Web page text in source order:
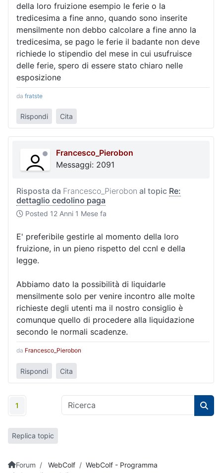
della loro fruizione esempio le ferie o la
tredicesima a fine anno, quando sono inserite
mensilmente non debbo calcolare a fine anno la
tredicesima, se pago le ferie il badante non deve
richiede lo stipendio del mese in cui usufruisce
delle ferie, spero di essere stato chiaro nelle
esposizione
da fratste
Rispondi Cita
Francesco_Pierobon
Messaggi: 2091
Risposta da Francesco_Pierobon al topic Re:
dettaglio cedolino paga
Posted 12 Anni 1 Mese fa
E' preferibile gestirle al momento della loro
fruizione, in un pieno rispetto del ccnl e della
legge.
Abbiamo dato la possibilità di liquidarle
mensilmente solo per venire incontro alle molte
richieste degli utenti ma il nostro consiglio è
comunque quello di procedere alla liquidazione
secondo le normali scadenze.
da Francesco_Pierobon
Rispondi Cita
1
Replica topic
Forum WebColf
WebColf - Programma